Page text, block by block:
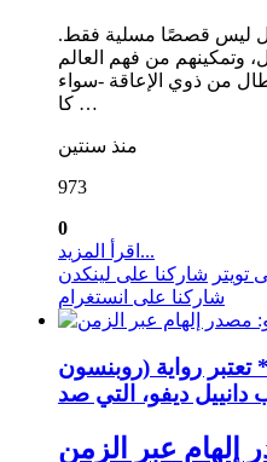
ليس قصصًا مسلية فقط.
وتمكينهم من فهم العالم
من ذوي الإعاقة -سواء
كا …
منذ سنتين
973
0
اقرأ المزيد...
تويتر شاركنا على لينكدن
شاركنا على انستغرام
رواية (روبنسون
عبر الزمن